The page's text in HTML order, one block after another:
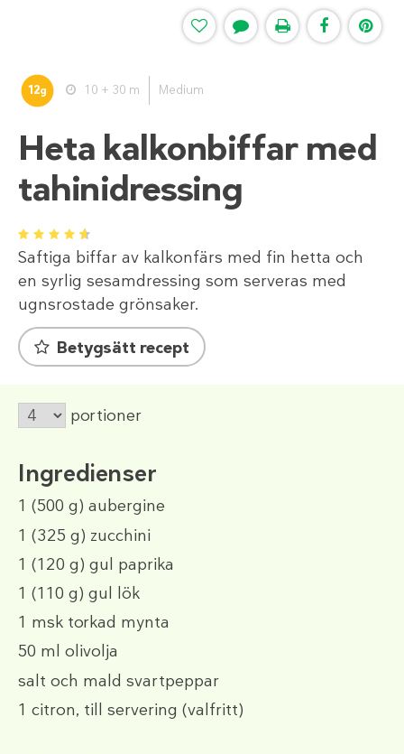
12g 10 + 30 m Medium
Heta kalkonbiffar med
tahinidressing
1 2 3 4 5
Saftiga biffar av kalkonfärs med fin hetta och
en syrlig sesamdressing som serveras med
ugnsrostade grönsaker.
Betygsätt recept
portioner
Ingredienser
1 (500 g) aubergine
1 (325 g) zucchini
1 (120 g) gul paprika
1 (110 g) gul lök
1 msk torkad mynta
50 ml olivolja
salt och mald svartpeppar
1 citron, till servering (valfritt)